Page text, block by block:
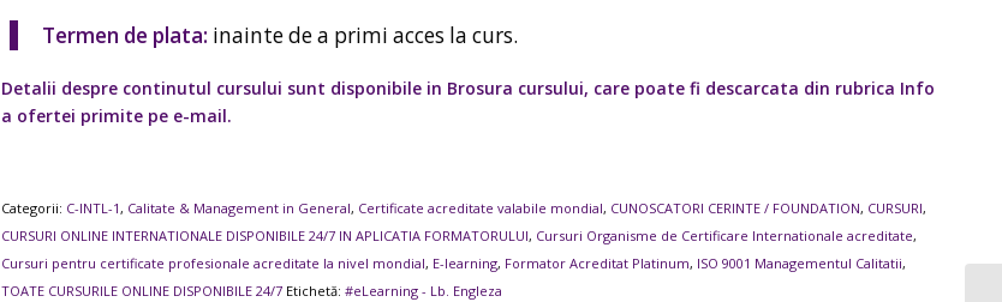
Termen de plata: inainte de a primi acces la curs.
Detalii despre continutul cursului sunt disponibile in Brosura cursului, care poate fi descarcata din rubrica Info
a ofertei primite pe e-mail.
Categorii: C-INTL-1, Calitate & Management in General, Certificate acreditate valabile mondial, CUNOSCATORI CERINTE / FOUNDATION, CURSURI,
CURSURI ONLINE INTERNATIONALE DISPONIBILE 24/7 IN APLICATIA FORMATORULUI, Cursuri Organisme de Certificare Internationale acreditate,
Cursuri pentru certificate profesionale acreditate la nivel mondial, E-learning, Formator Acreditat Platinum, ISO 9001 Managementul Calitatii,
TOATE CURSURILE ONLINE DISPONIBILE 24/7 Etichetă: #eLearning - Lb. Engleza